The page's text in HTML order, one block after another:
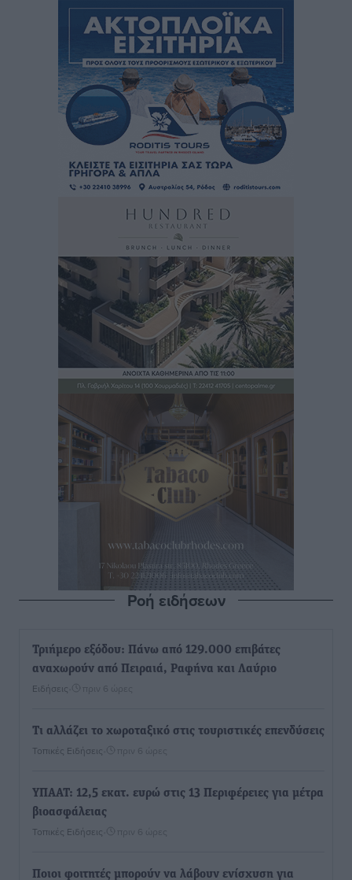
Ροή ειδήσεων
Τριήμερο εξόδου: Πάνω από 129.000 επιβάτες
αναχωρούν από Πειραιά, Ραφήνα και Λαύριο
Ειδήσεις πριν 6 ώρες
Τι αλλάζει το χωροταξικό στις τουριστικές επενδύσεις
Τοπικές Ειδήσεις πριν 6 ώρες
ΥΠΑΑΤ: 12,5 εκατ. ευρώ στις 13 Περιφέρειες για μέτρα
βιοασφάλειας
Τοπικές Ειδήσεις πριν 6 ώρες
Ποιοι φοιτητές μπορούν να λάβουν ενίσχυση για